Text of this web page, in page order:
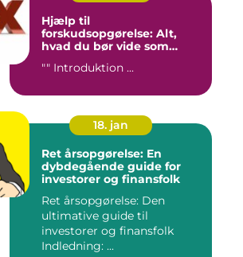
Hjælp til
forskudsopgørelse: Alt,
hvad du bør vide som
"" Introduktion ...
18. jan
Ret årsopgørelse: En
dybdegående guide for
investorer og finansfolk
Ret årsopgørelse: Den
ultimative guide til
investorer og finansfolk
Indledning: ...